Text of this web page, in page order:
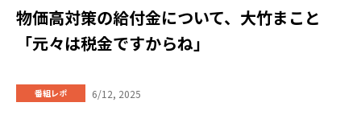
物価高対策の給付金について、大竹まこと
「元々は税金ですからね」
番組レポ 6/12, 2025